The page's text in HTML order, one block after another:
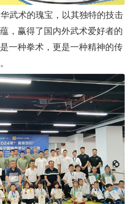
武术的瑰宝，‌以其独特的技击
，‌赢得了国内外武术爱好者的
一种拳术，‌更是一种精神的传